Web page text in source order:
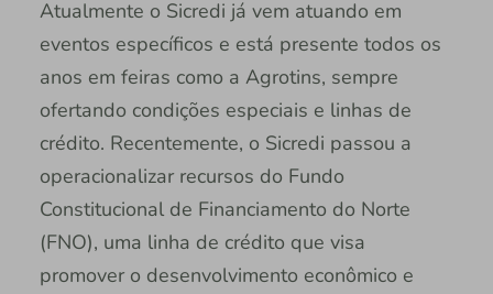
Atualmente o Sicredi já vem atuando em
eventos específicos e está presente todos os
anos em feiras como a Agrotins, sempre
ofertando condições especiais e linhas de
crédito. Recentemente, o Sicredi passou a
operacionalizar recursos do Fundo
Constitucional de Financiamento do Norte
(FNO), uma linha de crédito que visa
promover o desenvolvimento econômico e